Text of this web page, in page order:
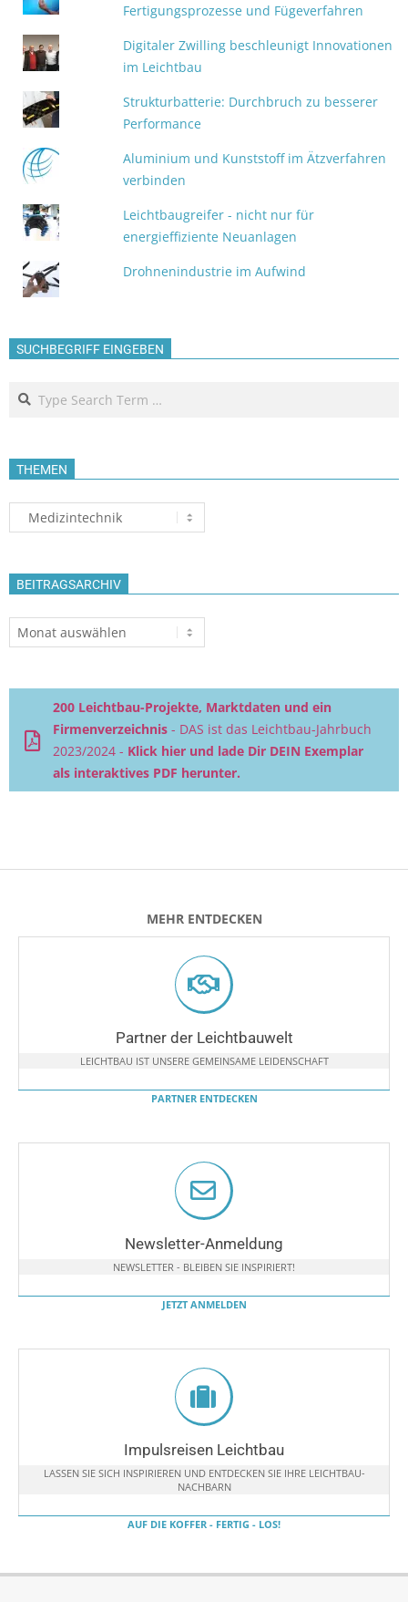
Fertigungsprozesse und Fügeverfahren
Digitaler Zwilling beschleunigt Innovationen
im Leichtbau
Strukturbatterie: Durchbruch zu besserer
Performance
Aluminium und Kunststoff im Ätzverfahren
verbinden
Leichtbaugreifer - nicht nur für
energieffiziente Neuanlagen
Drohnenindustrie im Aufwind
SUCHBEGRIFF EINGEBEN
Search
THEMEN
Themen
BEITRAGSARCHIV
Beitragsarchiv
200 Leichtbau-Projekte, Marktdaten und ein
Firmenverzeichnis - DAS ist das Leichtbau-Jahrbuch
2023/2024 - Klick hier und lade Dir DEIN Exemplar
als interaktives PDF herunter.
MEHR ENTDECKEN
Partner der Leichtbauwelt
LEICHTBAU IST UNSERE GEMEINSAME LEIDENSCHAFT
PARTNER ENTDECKEN
Newsletter-Anmeldung
NEWSLETTER - BLEIBEN SIE INSPIRIERT!
JETZT ANMELDEN
Impulsreisen Leichtbau
LASSEN SIE SICH INSPIRIEREN UND ENTDECKEN SIE IHRE LEICHTBAU-
NACHBARN
AUF DIE KOFFER - FERTIG - LOS!